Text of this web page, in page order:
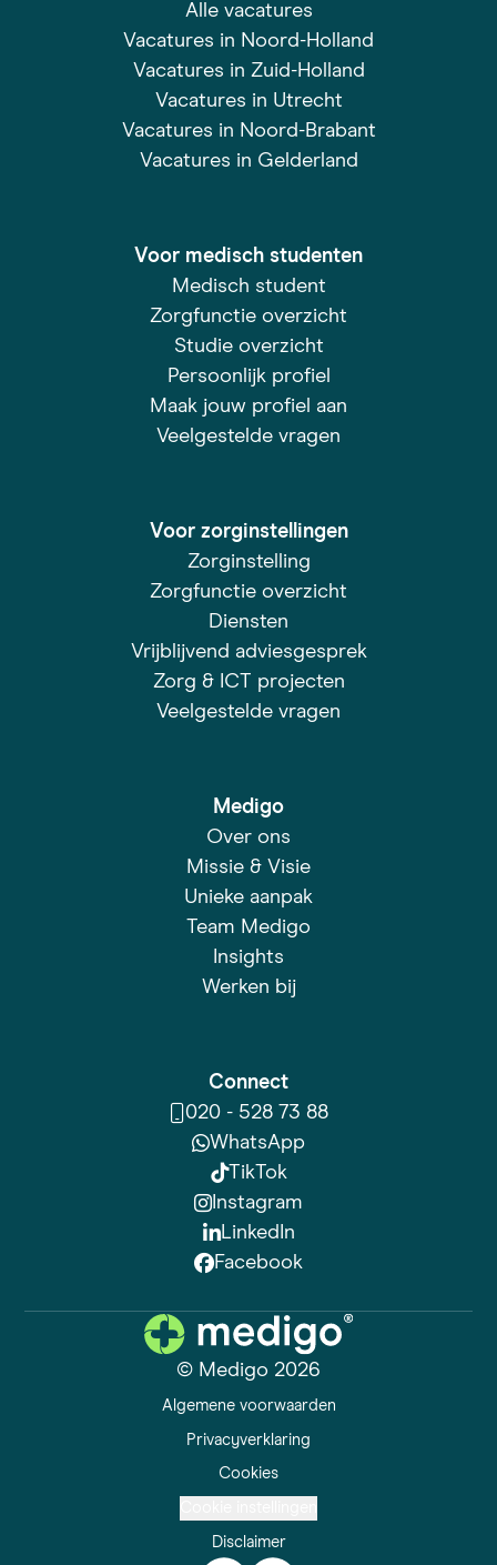
Alle vacatures
Vacatures in Noord-Holland
Vacatures in Zuid-Holland
Vacatures in Utrecht
Vacatures in Noord-Brabant
Vacatures in Gelderland
Voor medisch studenten
Medisch student
Zorgfunctie overzicht
Studie overzicht
Persoonlijk profiel
Maak jouw profiel aan
Veelgestelde vragen
Voor zorginstellingen
Zorginstelling
Zorgfunctie overzicht
Diensten
Vrijblijvend adviesgesprek
Zorg & ICT projecten
Veelgestelde vragen
Medigo
Over ons
Missie & Visie
Unieke aanpak
Team Medigo
Insights
Werken bij
Connect
020 - 528 73 88
WhatsApp
TikTok
Instagram
LinkedIn
Facebook
© Medigo 2026
Algemene voorwaarden
Privacyverklaring
Cookies
Disclaimer